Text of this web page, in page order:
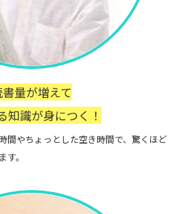
書量が増えて
知識が身につく！
間やちょっとした空き時間で、驚くほど
。